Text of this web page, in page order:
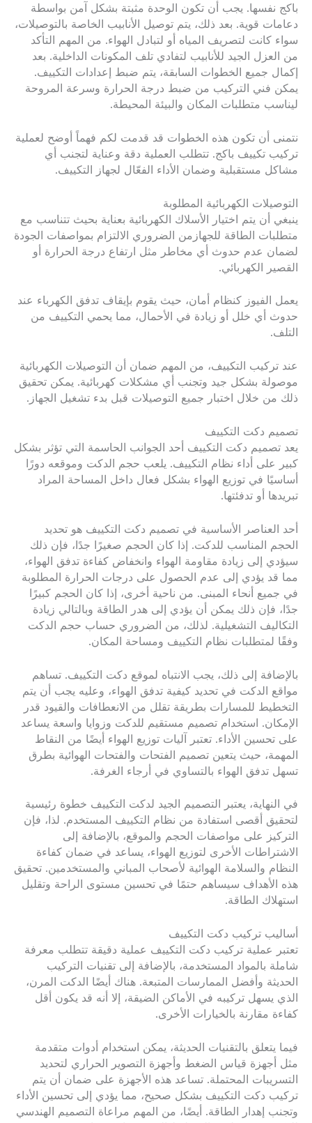
باكج نفسها. يجب أن تكون الوحدة مثبتة بشكل آمن بواسطة
دعامات قوية. بعد ذلك، يتم توصيل الأنابيب الخاصة بالتوصيلات،
سواء كانت لتصريف المياه أو لتبادل الهواء. من المهم التأكد
من العزل الجيد للأنابيب لتفادي تلف المكونات الداخلية. بعد
إكمال جميع الخطوات السابقة، يتم ضبط إعدادات التكييف.
يمكن فني التركيب من ضبط درجة الحرارة وسرعة المروحة
ليناسب متطلبات المكان والبيئة المحيطة.
نتمنى أن تكون هذه الخطوات قد قدمت لكم فهماً أوضح لعملية
تركيب تكييف باكج. تتطلب العملية دقة وعناية لتجنب أي
مشاكل مستقبلية وضمان الأداء الفعّال لجهاز التكييف.
التوصيلات الكهربائية المطلوبة
ينبغي أن يتم اختيار الأسلاك الكهربائية بعناية بحيث تتناسب مع
متطلبات الطاقة للجهازمن الضروري الالتزام بمواصفات الجودة
لضمان عدم حدوث أي مخاطر مثل ارتفاع درجة الحرارة أو
القصير الكهربائي.
يعمل الفيوز كنظام أمان، حيث يقوم بإيقاف تدفق الكهرباء عند
حدوث أي خلل أو زيادة في الأحمال، مما يحمي التكييف من
التلف.
عند تركيب التكييف، من المهم ضمان أن التوصيلات الكهربائية
موصولة بشكل جيد وتجنب أي مشكلات كهربائية. يمكن تحقيق
ذلك من خلال اختبار جميع التوصيلات قبل بدء تشغيل الجهاز.
تصميم دكت التكييف
يعد تصميم دكت التكييف أحد الجوانب الحاسمة التي تؤثر بشكل
كبير على أداء نظام التكييف. يلعب حجم الدكت وموقعه دورًا
أساسيًا في توزيع الهواء بشكل فعال داخل المساحة المراد
تبريدها أو تدفئتها.
أحد العناصر الأساسية في تصميم دكت التكييف هو تحديد
الحجم المناسب للدكت. إذا كان الحجم صغيرًا جدًا، فإن ذلك
سيؤدي إلى زيادة مقاومة الهواء وانخفاض كفاءة تدفق الهواء،
مما قد يؤدي إلى عدم الحصول على درجات الحرارة المطلوبة
في جميع أنحاء المبنى. من ناحية أخرى، إذا كان الحجم كبيرًا
جدًا، فإن ذلك يمكن أن يؤدي إلى هدر الطاقة وبالتالي زيادة
التكاليف التشغيلية. لذلك، من الضروري حساب حجم الدكت
وفقًا لمتطلبات نظام التكييف ومساحة المكان.
بالإضافة إلى ذلك، يجب الانتباه لموقع دكت التكييف. تساهم
مواقع الدكت في تحديد كيفية تدفق الهواء، وعليه يجب أن يتم
التخطيط للمسارات بطريقة تقلل من الانعطافات والقيود قدر
الإمكان. استخدام تصميم مستقيم للدكت وزوايا واسعة يساعد
على تحسين الأداء. تعتبر آليات توزيع الهواء أيضًا من النقاط
المهمة، حيث يتعين تصميم الفتحات والفتحات الهوائية بطرق
تسهل تدفق الهواء بالتساوي في أرجاء الغرفة.
في النهاية، يعتبر التصميم الجيد لدكت التكييف خطوة رئيسية
لتحقيق أقصى استفادة من نظام التكييف المستخدم. لذا، فإن
التركيز على مواصفات الحجم والموقع، بالإضافة إلى
الاشتراطات الأخرى لتوزيع الهواء، يساعد في ضمان كفاءة
النظام والسلامة الهوائية لأصحاب المباني والمستخدمين. تحقيق
هذه الأهداف سيساهم حتمًا في تحسين مستوى الراحة وتقليل
استهلاك الطاقة.
أساليب تركيب دكت التكييف
تعتبر عملية تركيب دكت التكييف عملية دقيقة تتطلب معرفة
شاملة بالمواد المستخدمة، بالإضافة إلى تقنيات التركيب
الحديثة وأفضل الممارسات المتبعة. هناك أيضًا الدكت المرن،
الذي يسهل تركيبه في الأماكن الضيقة، إلا أنه قد يكون أقل
كفاءة مقارنة بالخيارات الأخرى.
فيما يتعلق بالتقنيات الحديثة، يمكن استخدام أدوات متقدمة
مثل أجهزة قياس الضغط وأجهزة التصوير الحراري لتحديد
التسريبات المحتملة. تساعد هذه الأجهزة على ضمان أن يتم
تركيب دكت التكييف بشكل صحيح، مما يؤدي إلى تحسين الأداء
وتجنب إهدار الطاقة. أيضًا، من المهم مراعاة التصميم الهندسي